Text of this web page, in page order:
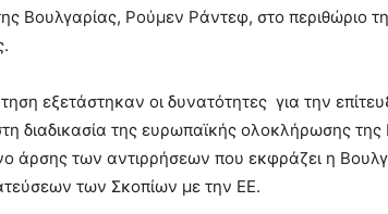
Βουλγαρίας, Ρούμεν Ράντεφ, στο περιθώριο
εξετάστηκαν οι δυνατότητες για την
διαδικασία της ευρωπαϊκής ολοκλήρωσης της
άρσης των αντιρρήσεων που εκφράζει η
των Σκοπίων με την ΕΕ.